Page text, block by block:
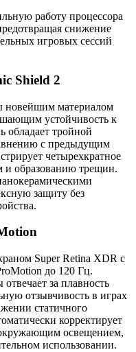
работу процессора
снижение
игровых сессий
Shield 2
новейшим материалом
устойчивость к
обладает тройной
с предыдущим
четырехкратное
и образованию трещин.
защиту без
Super Retina XDR с
до 120 Гц.
за плавность
отзывчивость в играх
статичного
корректирует
окружающим освещением,
использовании.